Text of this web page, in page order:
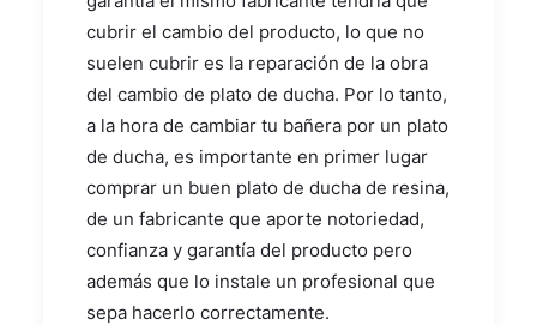
cubrir el cambio del producto, lo que no
suelen cubrir es la reparación de la obra
del cambio de plato de ducha. Por lo tanto,
a la hora de cambiar tu bañera por un plato
de ducha, es importante en primer lugar
comprar un buen plato de ducha de resina,
de un fabricante que aporte notoriedad,
confianza y garantía del producto pero
además que lo instale un profesional que
sepa hacerlo correctamente.